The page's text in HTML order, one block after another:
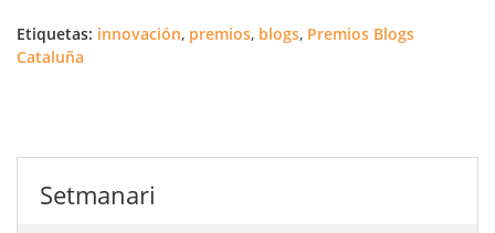
Etiquetas: innovación, premios, blogs, Premios Blogs
Cataluña
Setmanari